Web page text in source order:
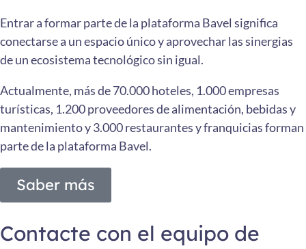
Entrar a formar parte de la plataforma Bavel significa
conectarse a un espacio único y aprovechar las sinergias
de un ecosistema tecnológico sin igual.
Actualmente, más de 70.000 hoteles, 1.000 empresas
turísticas, 1.200 proveedores de alimentación, bebidas y
mantenimiento y 3.000 restaurantes y franquicias forman
parte de la plataforma Bavel.
Saber más
Contacte con el equipo de